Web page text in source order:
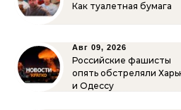
Как туалетная бумага
Авг 09, 2026
Российские фашисты
опять обстреляли
и Одессу